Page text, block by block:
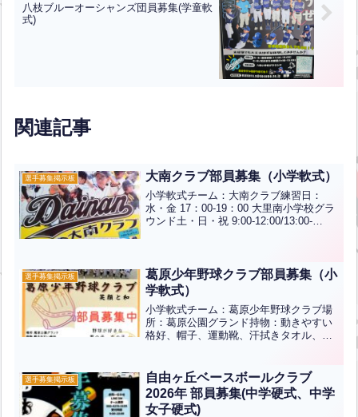
八枝ブルーオーシャンズ団員募集(学童軟
式)
関連記事
選手募集掲示板 大南クラブ部員募集（小学軟式）
小学軟式チーム：大南クラブ練習日：
水・金 17：00-19：00 大里南小学校グラ
ウンド土・日・祝 9:00-12:00/13:00-
選手募集掲示板
葛原少年野球クラブ部員募集（小
学軟式）
小学軟式チーム：葛原少年野球クラブ場
所：葛原公園グランド持物：動きやすい
格好、帽子、運動靴、汗拭きタオル、水
曜日・祝日対象学年：小学1年生～小学6
年生野球が好きな...全文はクリック
選手募集掲示板
自由ヶ丘ベースボールクラブ
2026年 部員募集(中学硬式、中学
女子硬式)